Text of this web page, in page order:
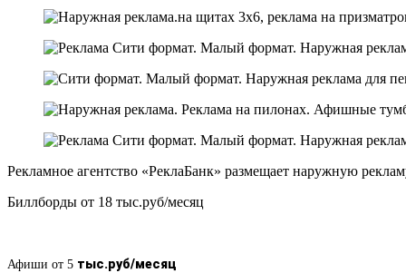
Рекламное агентство «РеклаБанк» размещает наружную
Биллборды от 18 тыс.руб/месяц
Афиши от 5 тыс.руб/месяц